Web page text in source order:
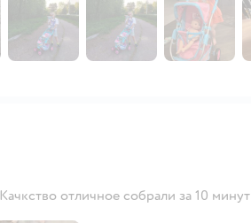
отличное собрали за 10 минут